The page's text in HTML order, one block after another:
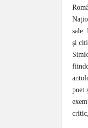
sale.
și
poet